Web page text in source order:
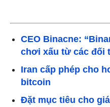
CEO Binacne:
chơi xấu từ các đối
Iran cấp phép cho
bitcoin
Đặt mục tiêu cho